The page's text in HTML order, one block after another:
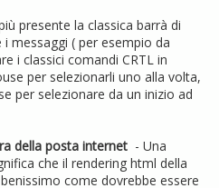
presente la classica barrà di
messaggi ( per esempio da
i classici comandi CRTL in
per selezionarli uno alla volta,
per selezionare da un inizio ad
della posta internet - Una
che il rendering html della
come dovrebbe essere